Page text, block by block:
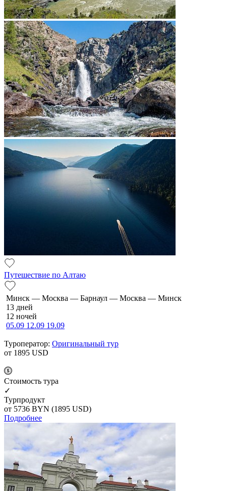
Путешествие по Алтаю
Минск — Москва — Барнаул — Москва — Минск
13 дней
12 ночей
05.09 12.09 19.09
Туроператор: Оригинальный тур
от 1895 USD
Cтоимость тура
✓
Турпродукт
от 5736 BYN (1895 USD)
Подробнее